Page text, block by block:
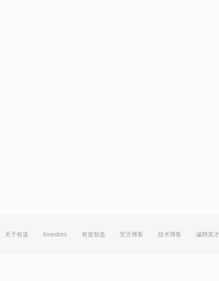
关于有道 Investors 有道智选 官方博客 技术博客 诚聘英才